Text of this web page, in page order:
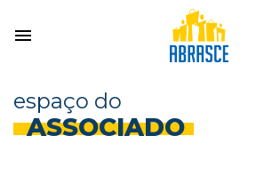
espaço do
ASSOCIADO